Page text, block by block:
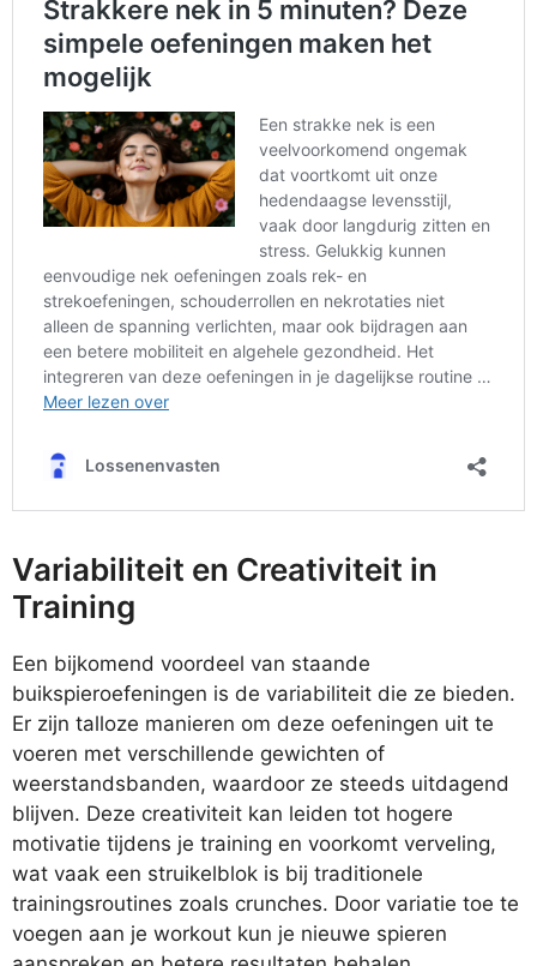
Variabiliteit en Creativiteit in
Training
Een bijkomend voordeel van staande
buikspieroefeningen is de variabiliteit die ze bieden.
Er zijn talloze manieren om deze oefeningen uit te
voeren met verschillende gewichten of
weerstandsbanden, waardoor ze steeds uitdagend
blijven. Deze creativiteit kan leiden tot hogere
motivatie tijdens je training en voorkomt verveling,
wat vaak een struikelblok is bij traditionele
trainingsroutines zoals crunches. Door variatie toe te
voegen aan je workout kun je nieuwe spieren